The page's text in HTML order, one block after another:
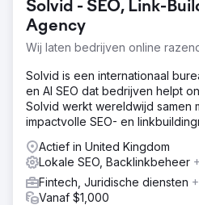
verhogen van het verkeer, het
rankings, het diversifiëren van
van de domeinautoriteit te
concurrentie in de kartindustrie.
Oplossing
We hebben een veelzijdige
geïmplementeerd: bestaande
verbeteringen, gekoppeld aan
om eventuele hiaten te
via outreachcampagnes naar
Technische SEO om problemen
crawlability en
Solvid - SEO, Link-
Agency
Wij laten bedrijven online
Solvid is een internationaal
en AI SEO dat bedrijven helpt
Solvid werkt wereldwijd samen
impactvolle SEO- en
Actief in United Kingdom
Lokale SEO, Backlinkbeheer
Fintech, Juridische diensten
Vanaf $1,000